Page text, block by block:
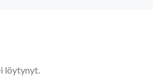
löytynyt.